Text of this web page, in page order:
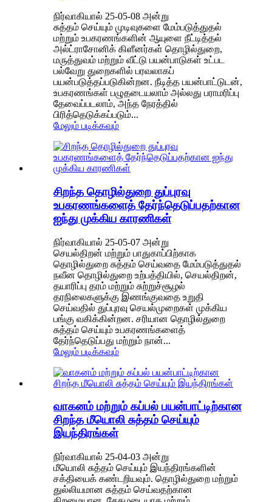
நிர்வாகியால் 25-05-08 அன்று
சுத்தம் செய்யும் முடிவுகளை மேம்படுத்துதல்
மற்றும் உபகரணங்களின் ஆயுளை நீட்டித்தல்
அல்ட்ராசோனிக் கிளீனர்கள் தொழில்துறை,
மருத்துவம் மற்றும் வீட்டு பயன்பாடுகள் உட்பட
பல்வேறு துறைகளில் பரவலாகப்
பயன்படுத்தப்படுகின்றன. நீடித்த பயன்பாட்டுடன்,
உபகரணங்கள் பழுதடையலாம் அல்லது பராமரிப்பு
தேவைப்படலாம், அந்த நேரத்தில்
பிரித்தெடுக்கப்படும்...
மேலும் படிக்கவும்
சிறந்த தொழில்துறை துப்புரவு
உபகரணங்களைத் தேர்ந்தெடுப்பதற்கான
ஐந்து முக்கிய காரணிகள்
நிர்வாகியால் 25-05-07 அன்று
செயல்திறன் மற்றும் பாதுகாப்பிற்காக
தொழில்துறை சுத்தம் செய்வதை மேம்படுத்துதல்
நவீன தொழில்துறை உற்பத்தியில், செயல்திறன்,
தயாரிப்பு தரம் மற்றும் சுற்றுச்சூழல்
தரநிலைகளுக்கு இணங்குவதை உறுதி
செய்வதில் துப்புரவு செயல்முறைகள் முக்கிய
பங்கு வகிக்கின்றன. சரியான தொழில்துறை
சுத்தம் செய்யும் உபகரணங்களைத்
தேர்ந்தெடுப்பது மற்றும் நான்...
மேலும் படிக்கவும்
வாகனம் மற்றும் கப்பல் பயன்பாட்டிற்கான
சிறந்த மீயொலி சுத்தம் செய்யும்
இயந்திரங்கள்
நிர்வாகியால் 25-04-03 அன்று
மீயொலி சுத்தம் செய்யும் இயந்திரங்களின்
சக்தியைக் கண்டறியவும். தொழில்துறை மற்றும்
துல்லியமான சுத்தம் செய்வதற்கான